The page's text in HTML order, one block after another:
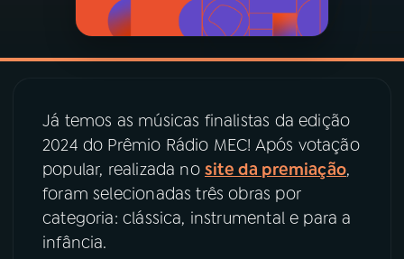
PROGRAMAS
07ÚLTIMAS
08PRÊMIO RÁDIO MEC
Já temos as músicas finalistas da edição
2024 do Prêmio Rádio MEC! Após votação
popular, realizada no site da premiação,
foram selecionadas três obras por
categoria: clássica, instrumental e para a
infância.